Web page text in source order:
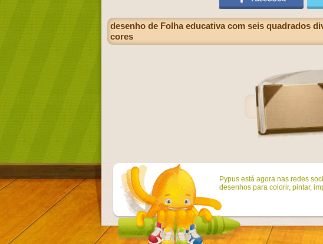
desenho de Folha educativa com seis quadrados
cores
Pypus está agora nas redes
desenhos para colorir, pintar,